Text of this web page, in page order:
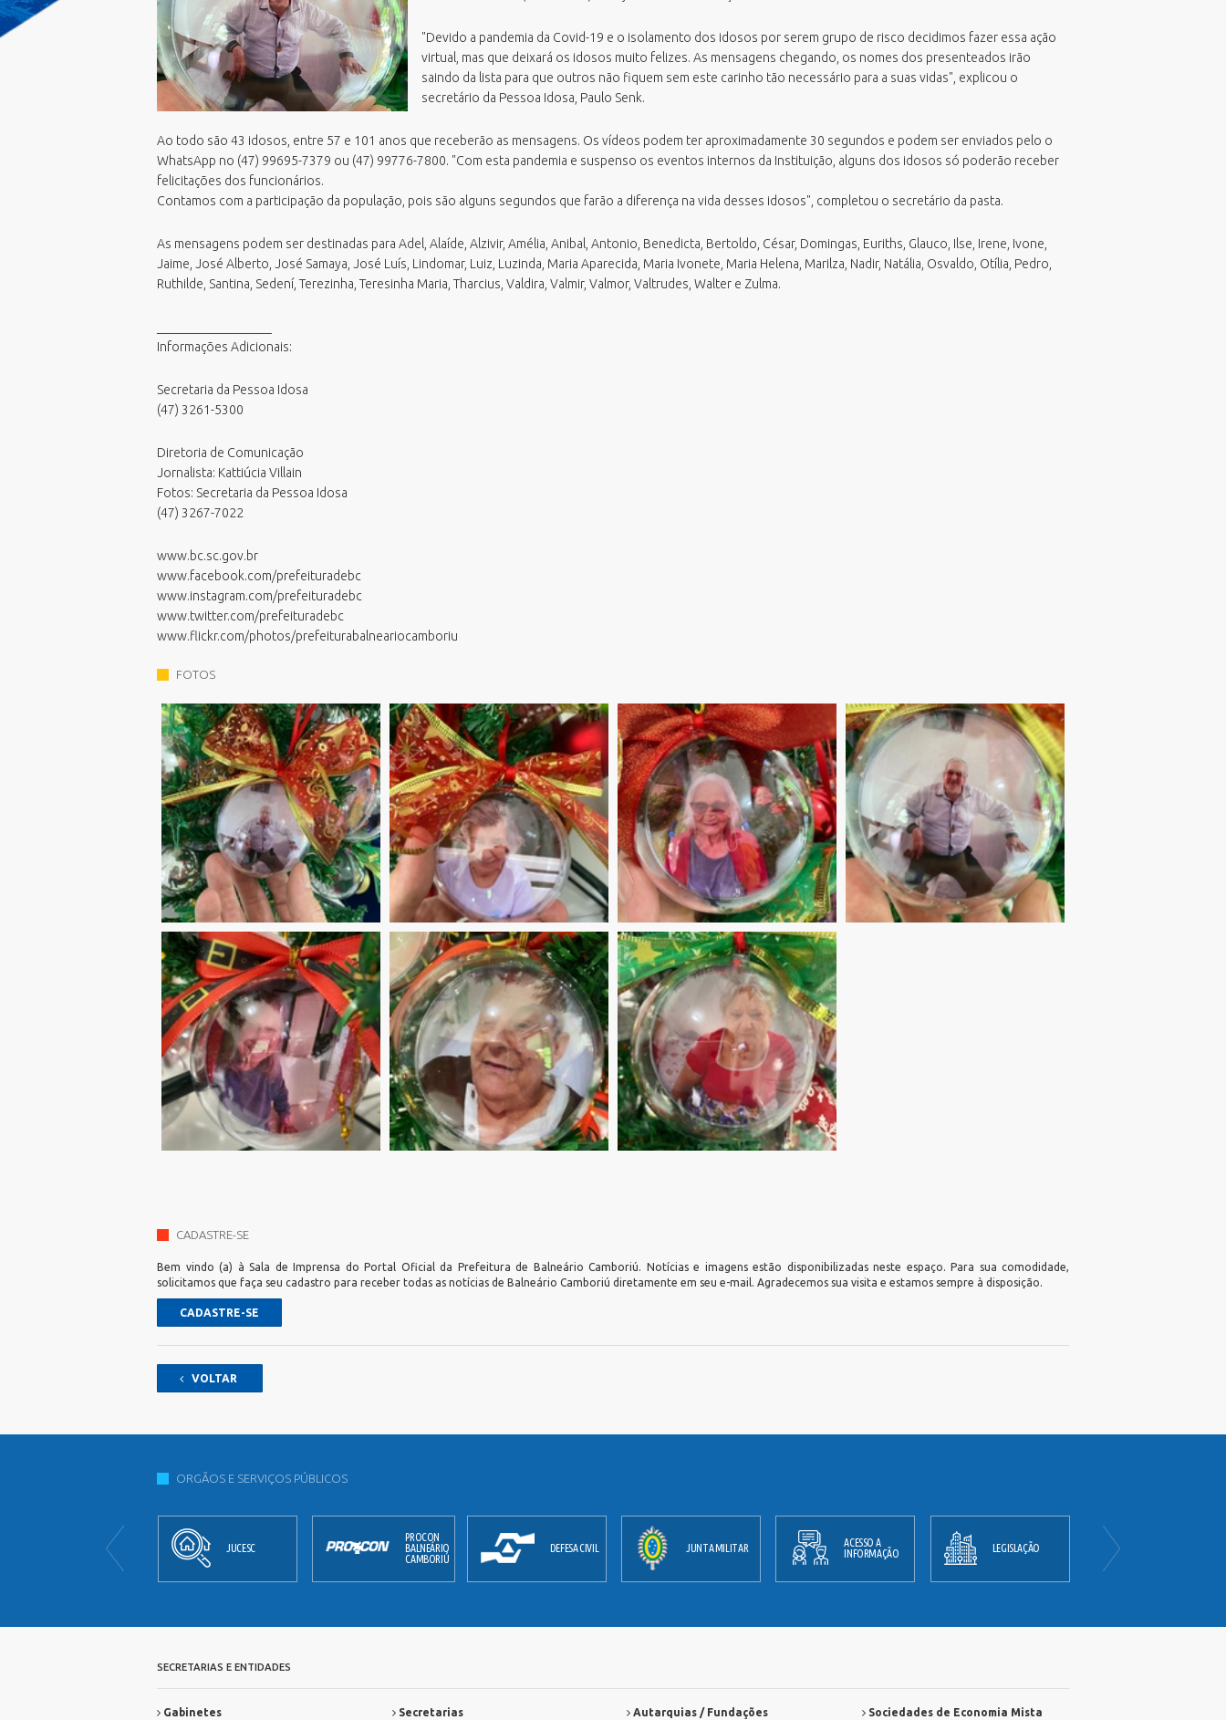
Fazenda
Gestão de Pessoas
Governo, Inovação e Orçamento
Meio Ambiente e Sustentabilidade
Pessoa Idosa
Planejamento e Desenvolvimento
Procuradoria Geral do Município
Saúde
Segurança Pública
Turismo
Orgão Colegiado
Comitê Gestor Financeiro
Emissão de Guias para Pagamento
Fila Unica
Geoprocessamento Novo
Horario Do Ônibus
Junta de Serviços Militar
Licitações ao vivo - Sala 01
Licitações ao vivo - Sala 02
Negocia ISS BC/2026
Oportunidades
Perguntas Frequentes
Plano Diretor
Plano Municipal de Educação (PME)
Processos Seletivos
Sala do Empreendedor - Cidade
Empreendedora
Validar Certidão Negativa de Débitos
Emissão Boletim de Débitos
Emissão de Guias para Pagamento
Emissão Parecer Técnico Saúde
Emitir Taxas Alvará (VISA e TLL)
Perguntas Frequentes
Validação Alvará Fazendário Eletrônico
Validação Alvará Sanitário Eletrônico
Validar Certidão Negativa de Débitos
RHWeb
Sistema de Comunicação Interna /
Externa
Webmail
"Devido a pandemia da Covid-19 e o isolamento dos idosos por serem grupo de risco decidimos fazer essa ação
virtual, mas que deixará os idosos muito felizes. As mensagens chegando, os nomes dos presenteados irão
saindo da lista para que outros não fiquem sem este carinho tão necessário para a suas vidas", explicou o
secretário da Pessoa Idosa, Paulo Senk.
Ao todo são 43 idosos, entre 57 e 101 anos que receberão as mensagens. Os vídeos podem ter aproximadamente 30 segundos e podem ser enviados pelo o
WhatsApp no (47) 99695-7379 ou (47) 99776-7800. "Com esta pandemia e suspenso os eventos internos da Instituição, alguns dos idosos só poderão receber
felicitações dos funcionários.
Contamos com a participação da população, pois são alguns segundos que farão a diferença na vida desses idosos", completou o secretário da pasta.
As mensagens podem ser destinadas para Adel, Alaíde, Alzivir, Amélia, Anibal, Antonio, Benedicta, Bertoldo, César, Domingas, Euriths, Glauco, Ilse, Irene, Ivone,
Jaime, José Alberto, José Samaya, José Luís, Lindomar, Luiz, Luzinda, Maria Aparecida, Maria Ivonete, Maria Helena, Marilza, Nadir, Natália, Osvaldo, Otília, Pedro,
Ruthilde, Santina, Sedení, Terezinha, Teresinha Maria, Tharcius, Valdira, Valmir, Valmor, Valtrudes, Walter e Zulma.
Informações Adicionais:
Secretaria da Pessoa Idosa
(47) 3261-5300
Diretoria de Comunicação
Jornalista: Kattiúcia Villain
Fotos: Secretaria da Pessoa Idosa
(47) 3267-7022
www.bc.sc.gov.br
www.facebook.com/prefeituradebc
www.instagram.com/prefeituradebc
www.twitter.com/prefeituradebc
www.flickr.com/photos/prefeiturabalneariocamboriu
FOTOS
CADASTRE-SE
Bem vindo (a) à Sala de Imprensa do Portal Oficial da Prefeitura de Balneário Camboriú. Notícias e imagens estão disponibilizadas neste espaço. Para sua comodidade,
solicitamos que faça seu cadastro para receber todas as notícias de Balneário Camboriú diretamente em seu e-mail. Agradecemos sua visita e estamos sempre à disposição.
CADASTRE-SE
VOLTAR
ORGÃOS E SERVIÇOS PÚBLICOS
JORNAL
OFICIAL
JUCESC
PROCON
BALNEÁRIO
CAMBORIÚ
DEFESA CIVIL JUNTA MILITAR
ACESSO A
INFORMAÇÃO
LEGISLAÇÃO
SECRETARIAS E ENTIDADES
Gabinetes Secretarias Autarquias / Fundações Sociedades de Economia Mista